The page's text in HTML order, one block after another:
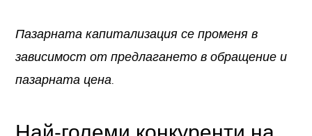
Пазарната капитализация се променя в
зависимост от предлагането в обращение и
пазарната цена.